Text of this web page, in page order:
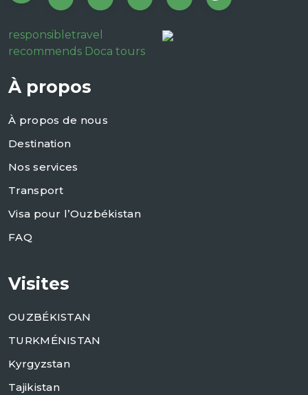
responsibletravel
recommends Doca tours
À propos
À propos de nous
Destination
Nos services
Transport
Visa pour l’Ouzbékistan
FAQ
Visites
OUZBÉKISTAN
TURKMÉNISTAN
Kyrgyzstan
Tajikistan